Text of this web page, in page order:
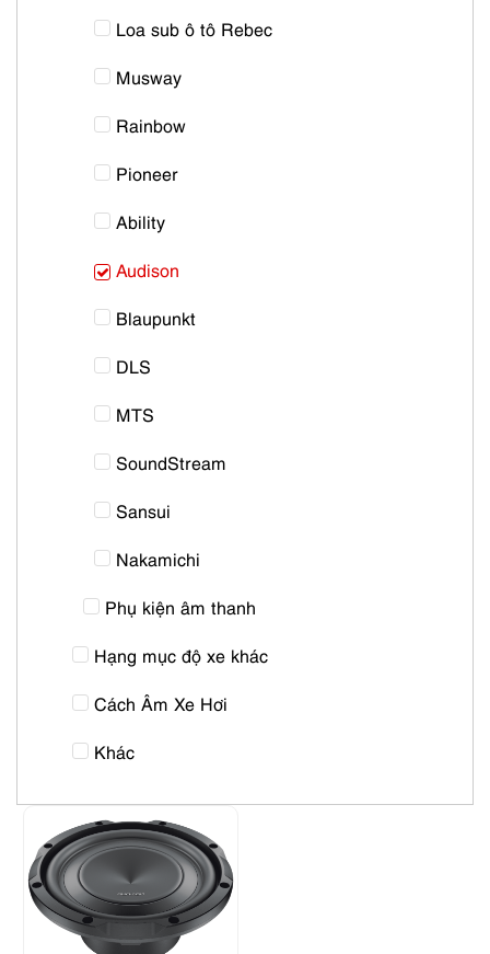
Loa sub ô tô Rebec
Musway
Rainbow
Pioneer
Ability
Audison
Blaupunkt
DLS
MTS
SoundStream
Sansui
Nakamichi
Phụ kiện âm thanh
Hạng mục độ xe khác
Cách Âm Xe Hơi
Khác